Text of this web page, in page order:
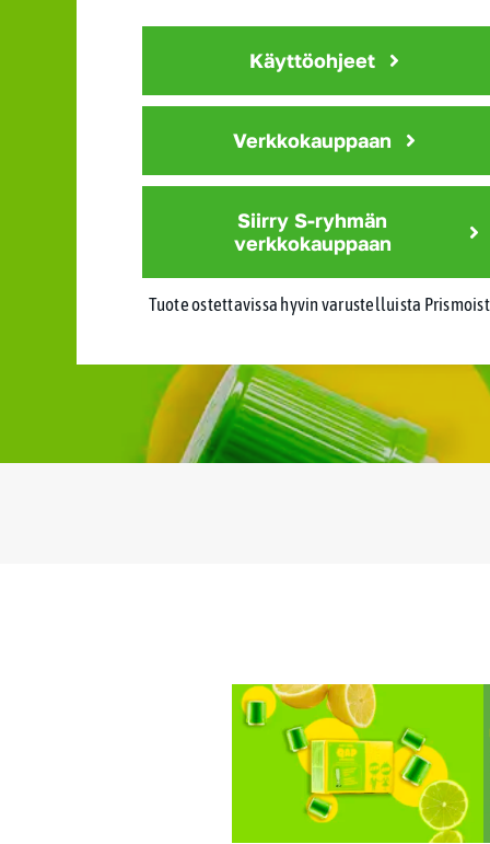
Käyttöohjeet
Verkkokauppaan
Siirry S-ryhmän
verkkokauppaan
Tuote ostettavissa hyvin varustelluista